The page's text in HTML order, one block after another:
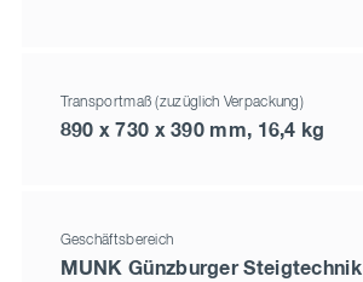
Transportmaß (zuzüglich Verpackung)
890 x 730 x 390 mm, 16,4 kg
Geschäftsbereich
MUNK Günzburger Steigtechnik